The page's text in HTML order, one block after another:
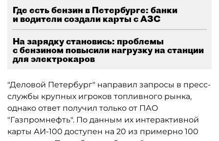
Где есть бензин в Петербурге: банки
и водители создали карты с АЗС
На зарядку становись: проблемы
с бензином повысили нагрузку на станции
для электрокаров
"Деловой Петербург" направил запросы в пресс-
службы крупных игроков топливного рынка,
однако ответ получил только от ПАО
"Газпромнефть". По данным их интерактивной
карты АИ-100 доступен на 20 из примерно 100